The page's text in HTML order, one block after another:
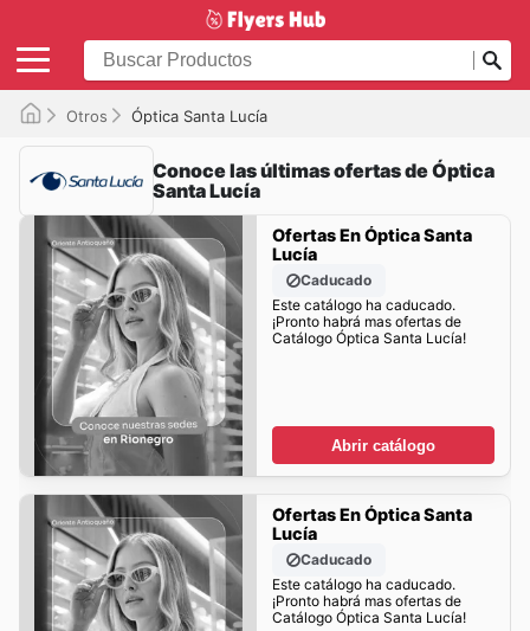
Otros Óptica Santa Lucía
Conoce las últimas ofertas de Óptica
Santa Lucía
Ofertas En Óptica Santa
Lucía
Caducado
Este catálogo ha caducado.
¡Pronto habrá mas ofertas de
Catálogo Óptica Santa Lucía!
Abrir catálogo
Ofertas En Óptica Santa
Lucía
Caducado
Este catálogo ha caducado.
¡Pronto habrá mas ofertas de
Catálogo Óptica Santa Lucía!